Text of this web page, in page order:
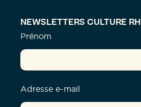
NEWSLETTERS CULTURE RH
Prénom
Adresse e-mail